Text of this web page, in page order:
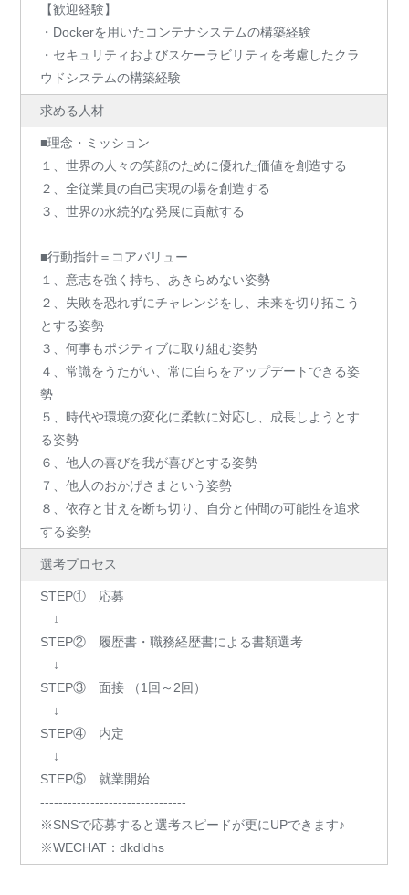
【歓迎経験】
・Dockerを用いたコンテナシステムの構築経験
・セキュリティおよびスケーラビリティを考慮したクラ
ウドシステムの構築経験
求める人材
■理念・ミッション
１、世界の人々の笑顔のために優れた価値を創造する
２、全従業員の自己実現の場を創造する
３、世界の永続的な発展に貢献する
■行動指針＝コアバリュー
１、意志を強く持ち、あきらめない姿勢
２、失敗を恐れずにチャレンジをし、未来を切り拓こう
とする姿勢
３、何事もポジティブに取り組む姿勢
４、常識をうたがい、常に自らをアップデートできる姿
勢
５、時代や環境の変化に柔軟に対応し、成長しようとす
る姿勢
６、他人の喜びを我が喜びとする姿勢
７、他人のおかげさまという姿勢
８、依存と甘えを断ち切り、自分と仲間の可能性を追求
する姿勢
選考プロセス
STEP① 応募
↓
STEP② 履歴書・職務経歴書による書類選考
↓
STEP③ 面接 （1回～2回）
↓
STEP④ 内定
↓
STEP⑤ 就業開始
--------------------------------
※SNSで応募すると選考スピードが更にUPできます♪
※WECHAT：dkdldhs